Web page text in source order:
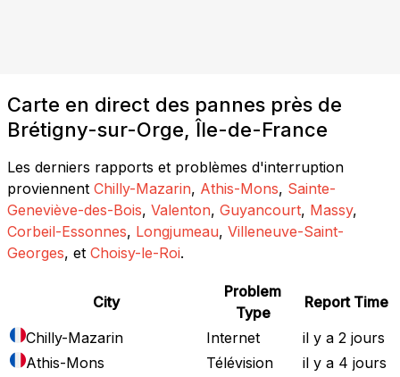
Carte en direct des pannes près de
Brétigny-sur-Orge, Île-de-France
Les derniers rapports et problèmes d'interruption
proviennent Chilly-Mazarin, Athis-Mons, Sainte-
Geneviève-des-Bois, Valenton, Guyancourt, Massy,
Corbeil-Essonnes, Longjumeau, Villeneuve-Saint-
Georges, et Choisy-le-Roi.
City
Problem
Type
Report Time
Chilly-Mazarin
Internet
il y a 2 jours
Athis-Mons
Télévision
il y a 4 jours